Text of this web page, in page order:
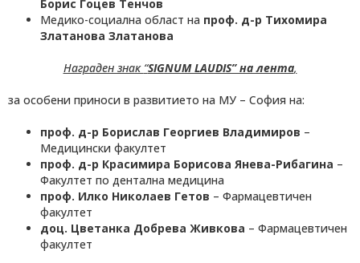
Борис Гоцев Тенчов
Медико-социална област на проф. д-р Тихомира
Златанова Златанова
Награден знак “SIGNUM LAUDIS” на лента,
за особени приноси в развитието на МУ – София на:
проф. д-р Борислав Георгиев Владимиров –
Медицински факултет
проф. д-р Красимира Борисова Янева-Рибагина –
Факултет по дентална медицина
проф. Илко Николаев Гетов – Фармацевтичен
факултет
доц. Цветанка Добрева Живкова – Фармацевтичен
факултет